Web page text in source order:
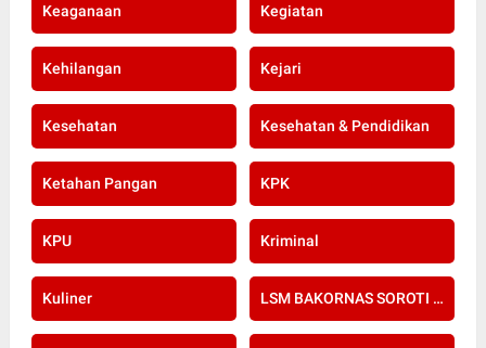
Keaganaan Kegiatan
Kehilangan Kejari
Kesehatan Kesehatan & Pendidikan
Ketahan Pangan KPK
KPU Kriminal
Kuliner LSM BAKORNAS SOROTI RE-SERTIFIKASI KOMPETENSI APOTEKER YANG DI SELENGGARAKAN OLEH KOLEGIUM FARMASI